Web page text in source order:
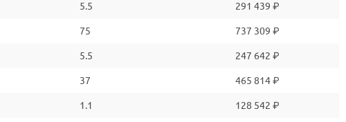
5.5 291 439 ₽
75 737 309 ₽
5.5 247 642 ₽
37 465 814 ₽
1.1 128 542 ₽